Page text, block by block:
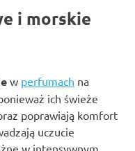
i morskie
w perfumach na
ich świeże
poprawiają komfort
uczucie